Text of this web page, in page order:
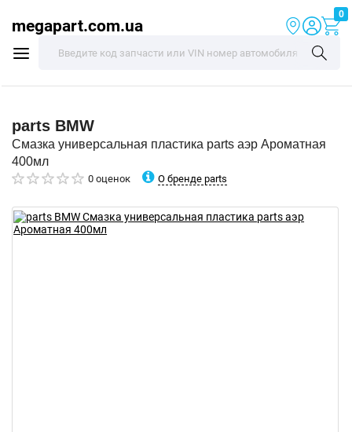
megapart.com.ua
0
parts BMW
Смазка универсальная пластика parts аэр Ароматная
400мл
0 оценок О бренде parts